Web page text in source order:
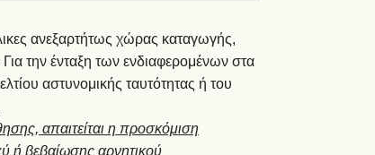
ανεξαρτήτως χώρας καταγωγής,
την ένταξη των ενδιαφερομένων στα
αστυνομικής ταυτότητας ή του
απαιτείται η προσκόμιση